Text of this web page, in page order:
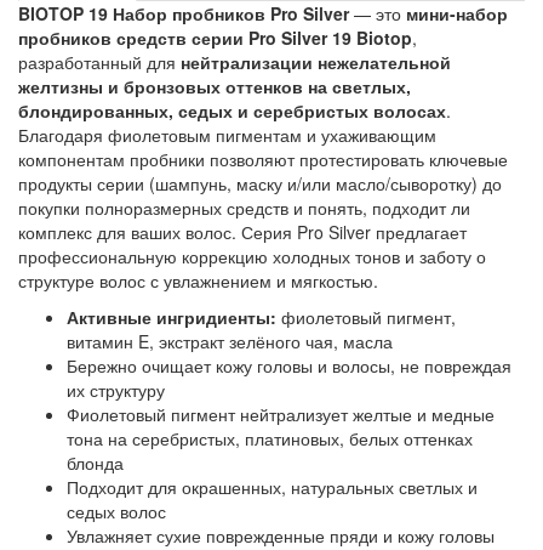
BIOTOP 19 Набор пробников Pro Silver— это мини-набор
пробников средств серии Pro Silver 19 Biotop,
разработанный для нейтрализации нежелательной
желтизны и бронзовых оттенков на светлых,
блондированных, седых и серебристых волосах.
Благодаря фиолетовым пигментам и ухаживающим
компонентам пробники позволяют протестировать ключевые
продукты серии (шампунь, маску и/или масло/сыворотку) до
покупки полноразмерных средств и понять, подходит ли
комплекс для ваших волос. Серия Pro Silver предлагает
профессиональную коррекцию холодных тонов и заботу о
структуре волос с увлажнением и мягкостью.
Активные ингридиенты: фиолетовый пигмент,
витамин E, экстракт зелёного чая, масла
Бережно очищает кожу головы и волосы, не повреждая
их структуру
Фиолетовый пигмент нейтрализует желтые и медные
тона на серебристых, платиновых, белых оттенках
блонда
Подходит для окрашенных, натуральных светлых и
седых волос
Увлажняет сухие поврежденные пряди и кожу головы